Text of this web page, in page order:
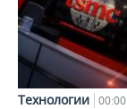
Технологии 00:00